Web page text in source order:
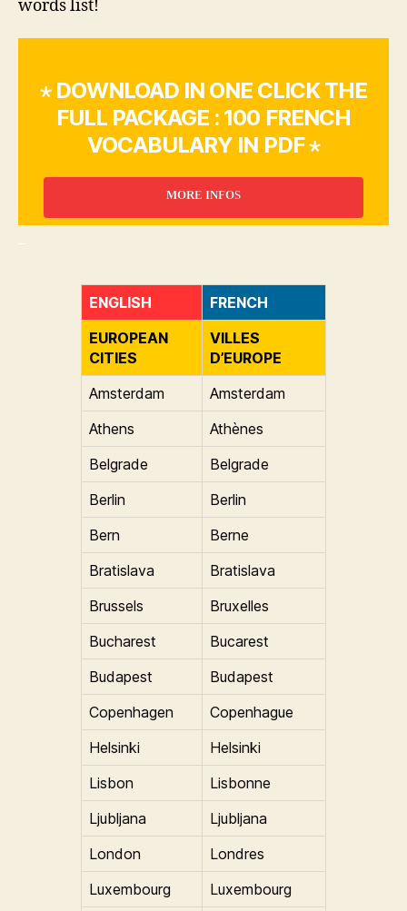
words list!
⋆ DOWNLOAD IN ONE CLICK THE
FULL PACKAGE : 100 FRENCH
VOCABULARY IN PDF ⋆
MORE INFOS
ENGLISH
FRENCH
EUROPEAN
CITIES
VILLES
D’EUROPE
Amsterdam
Amsterdam
Athens
Athènes
Belgrade
Belgrade
Berlin
Berlin
Bern
Berne
Bratislava
Bratislava
Brussels
Bruxelles
Bucharest
Bucarest
Budapest
Budapest
Copenhagen
Copenhague
Helsinki
Helsinki
Lisbon
Lisbonne
Ljubljana
Ljubljana
London
Londres
Luxembourg
Luxembourg